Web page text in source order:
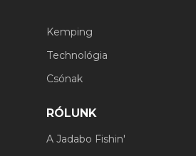
Kemping
Technológia
Csónak
RÓLUNK
A Jadabo Fishin'